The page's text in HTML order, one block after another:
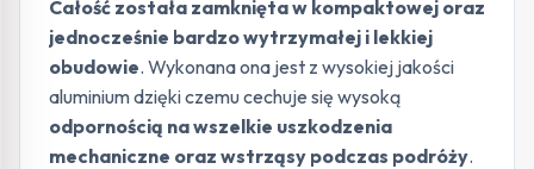
Całość została zamknięta w kompaktowej oraz
jednocześnie bardzo wytrzymałej i lekkiej
obudowie. Wykonana ona jest z wysokiej jakości
aluminium dzięki czemu cechuje się wysoką
odpornością na wszelkie uszkodzenia
mechaniczne oraz wstrząsy podczas podróży.